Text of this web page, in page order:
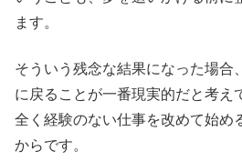
ます。
そういう残念な結果になった場合
に戻ることが一番現実的だと考え
全く経験のない仕事を改めて始め
からです。